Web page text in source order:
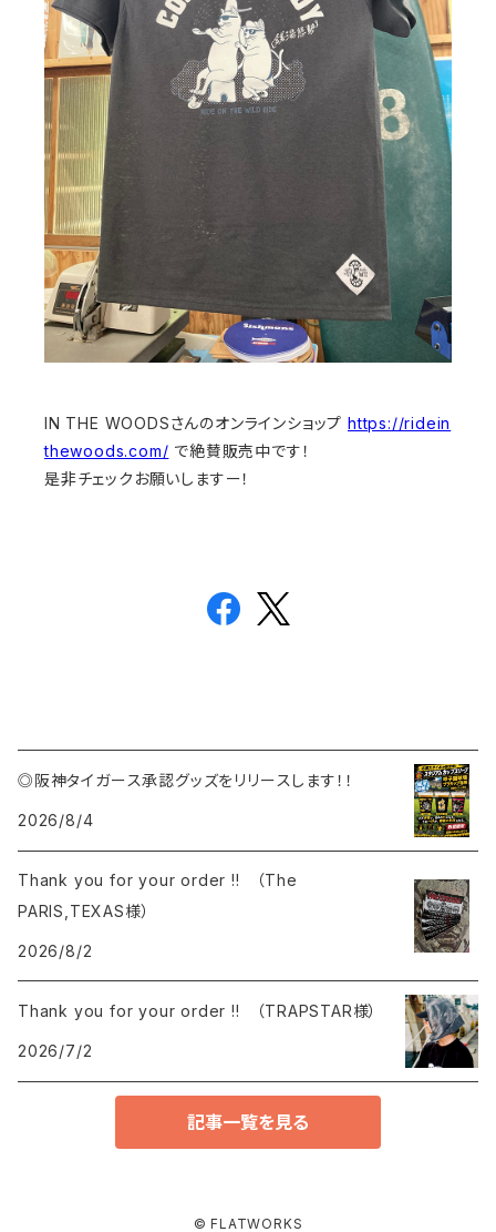
IN THE WOODSさんのオンラインショップhttps://ridein
thewoods.com/ で絶賛販売中です！
是非チェックお願いしますー！
◎阪神タイガース承認グッズをリリースします！！
2026/8/4
Thank you for your order !! （The
PARIS,TEXAS様）
2026/8/2
Thank you for your order !! （TRAPSTAR様）
2026/7/2
記事一覧を見る
© FLATWORKS